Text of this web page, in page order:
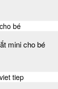
mini cho bé